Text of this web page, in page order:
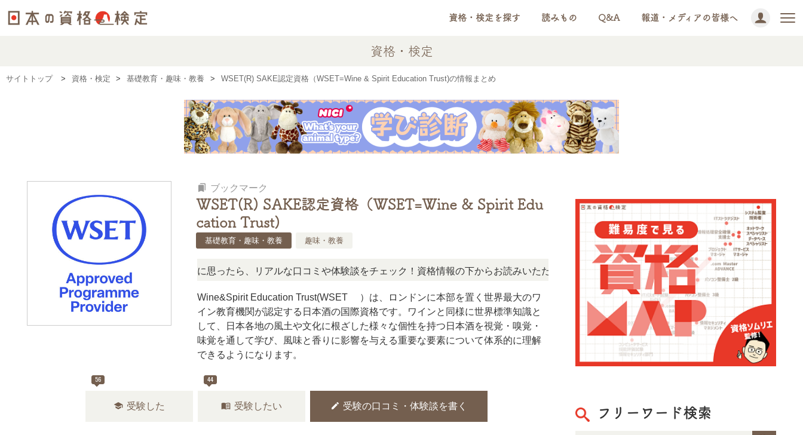
資格・検定を探す 読みもの Q&A 報道・メディアの皆様へ
資格・検定
サイトトップ 資格・検定 基礎教育・趣味・教養 WSET(R) SAKE認定資格（WSET=Wine & Spirit Education Trust)の情報まとめ
bookmarks ブックマーク
WSET(R) SAKE認定資格（WSET=Wine & Spirit Edu
cation Trust)
基礎教育・趣味・教養 趣味・教養
、難しい？」「どんな試験？」と疑問に思ったら、リアルな口コミや体験談をチェック！資格情報の下からお読みいただけます。 NEWS! 「この検定、難しい？」「どんな試験？」
Wine&Spirit Education Trust(WSET®）は、ロンドンに本部を置く世界最大のワ
イン教育機関が認定する日本酒の国際資格です。ワインと同様に世界標準知識と
して、日本各地の風土や文化に根ざした様々な個性を持つ日本酒を視覚・嗅覚・
味覚を通して学び、風味と香りに影響を与える重要な要素について体系的に理解
できるようになります。
56
school 受験した
44
menu_book 受験したい edit 受験の口コミ・体験談を書く フリーワード検索